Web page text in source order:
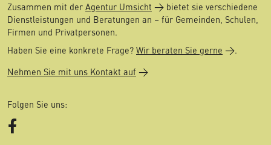
Zusammen mit der Agentur Umsicht
bietet sie verschiedene
Dienstleistungen und Beratungen an – für Gemeinden, Schulen,
Firmen und Privatpersonen.
Haben Sie eine konkrete Frage? Wir beraten Sie gerne
.
Nehmen Sie mit uns Kontakt auf
Folgen Sie uns: